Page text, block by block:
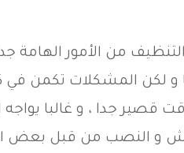
التنظيف من الأمور
و لكن المشكلات تكمن في
قصير جدا ، و غالبا يواجه
و النصب من قبل بعض